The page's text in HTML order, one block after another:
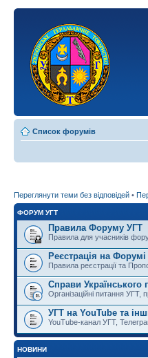
Список форумів
Переглянути теми без відповідей •
ФОРУМ УГТ
Правила Форуму УГТ
Правила для учасників
Реєстрація на Форумі
Правила реєстрації та
Справи Українського
Організаційні питання УГТ,
УГТ на YouTube та
YouTube-канал УГТ,
НОВИНИ